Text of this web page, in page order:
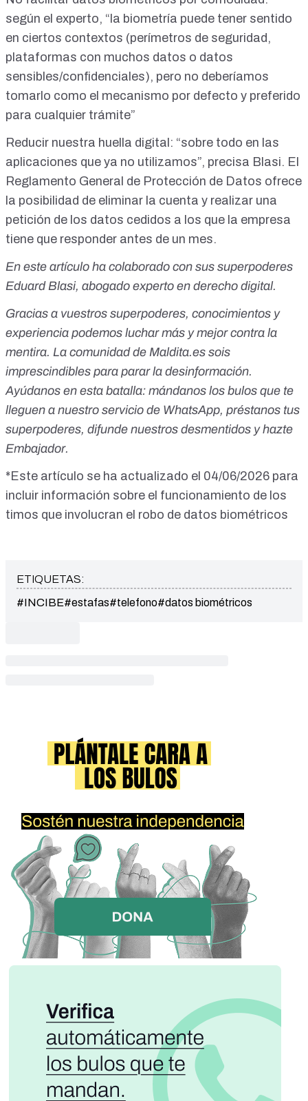
según el experto, “la biometría puede tener sentido
en ciertos contextos (perímetros de seguridad,
plataformas con muchos datos o datos
sensibles/confidenciales), pero no deberíamos
tomarlo como el mecanismo por defecto y preferido
para cualquier trámite”
Reducir nuestra huella digital : “sobre todo en las
aplicaciones que ya no utilizamos”, precisa Blasi. El
Reglamento General de Protección de Datos ofrece
la posibilidad de eliminar la cuenta y realizar una
petición de los datos cedidos a los que la empresa
tiene que responder antes de un mes.
En este artículo ha colaborado con sus superpoderes
Eduard Blasi, abogado experto en derecho digital.
Gracias a vuestros superpoderes, conocimientos y
experiencia podemos luchar más y mejor contra la
mentira. La comunidad de Maldita.es sois
imprescindibles para parar la desinformación.
Ayúdanos en esta batalla: mándanos los bulos que te
lleguen a nuestro servicio de WhatsApp, préstanos tus
superpoderes, difunde nuestros desmentidos y hazte
Embajador.
*Este artículo se ha actualizado el 04/06/2026 para
incluir información sobre el funcionamiento de los
timos que involucran el robo de datos biométricos
ETIQUETAS:
#INCIBE#estafas#telefono#datos biométricos